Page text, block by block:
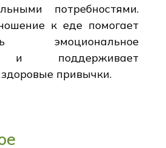
потребностями.
к еде помогает
эмоциональное
и поддерживает
привычки.